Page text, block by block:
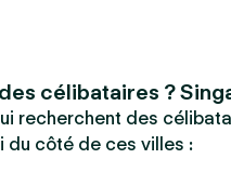
célibataires ?
recherchent des
du côté de ces villes :